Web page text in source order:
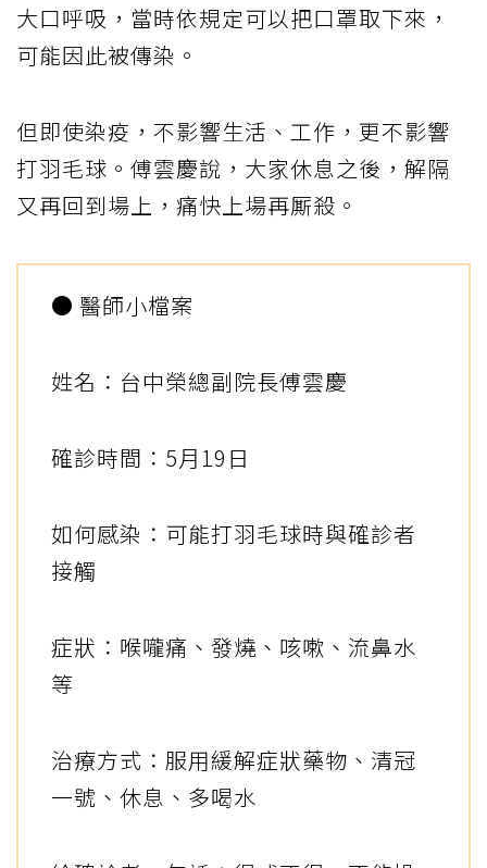
大口呼吸，當時依規定可以把口罩取下來，
可能因此被傳染。
但即使染疫，不影響生活、工作，更不影響
打羽毛球。傅雲慶說，大家休息之後，解隔
又再回到場上，痛快上場再厮殺。
● 醫師小檔案
姓名：台中榮總副院長傅雲慶
確診時間：5月19日
如何感染：可能打羽毛球時與確診者
接觸
症狀：喉嚨痛、發燒、咳嗽、流鼻水
等
治療方式：服用緩解症狀藥物、清冠
一號、休息、多喝水